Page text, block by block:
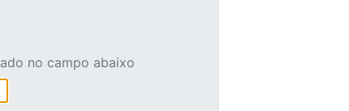
no campo abaixo